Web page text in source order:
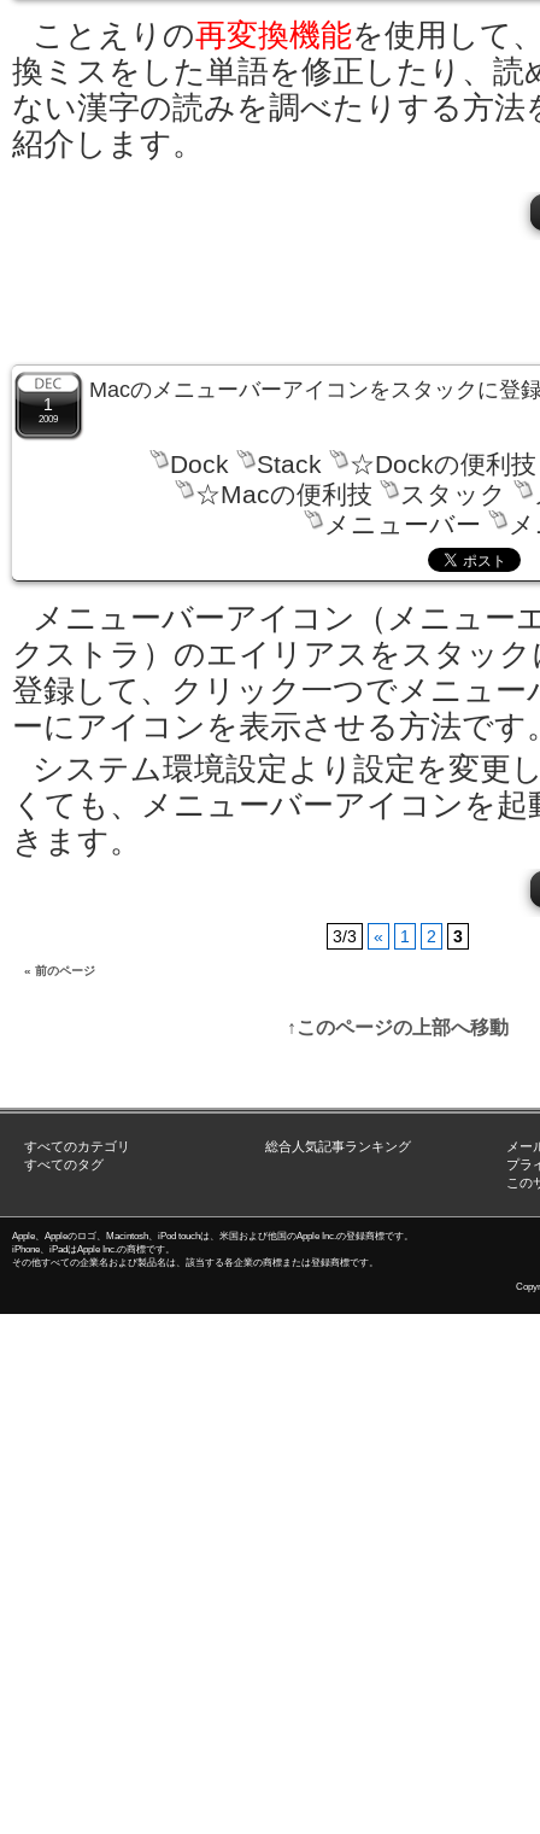
ことえりの再変換機能を使用して
換ミスをした単語を修正したり、読
ない漢字の読みを調べたりする方法
紹介します。
1
2009
Macのメニューバーアイコンをスタックに登
Dock Stack
☆Dockの便利技
☆Macの便利技
スタック
メニューバー
メニューバーアイコン（メニュー
クストラ）のエイリアスをスタック
登録して、クリック一つでメニュー
ーにアイコンを表示させる方法です
システム環境設定より設定を変更
くても、メニューバーアイコンを
きます。
3/3 « 1 2 3
« 前のページ
↑このページの上部へ移動
すべてのカテゴリ
すべてのタグ
総合人気記事ランキング
メー
プラ
この
Apple、Appleのロゴ、Macintosh、iPod touchは、米国および他国のApple Inc.の登録商標です。
iPhone、iPadはApple Inc.の商標です。
その他すべての企業名および製品名は、該当する各企業の商標または登録商標です。